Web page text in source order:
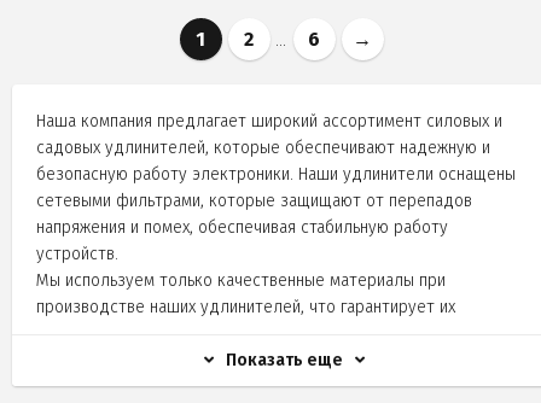
1 2 ... 6 →
Наша компания предлагает широкий ассортимент силовых и
садовых удлинителей, которые обеспечивают надежную и
безопасную работу электроники. Наши удлинители оснащены
сетевыми фильтрами, которые защищают от перепадов
напряжения и помех, обеспечивая стабильную работу
устройств.
Мы используем только качественные материалы при
производстве наших удлинителей, что гарантирует их
соответствующие сертификаты качества, что подтверждает их
безопасность и соответствие стандартам.
Показать еще